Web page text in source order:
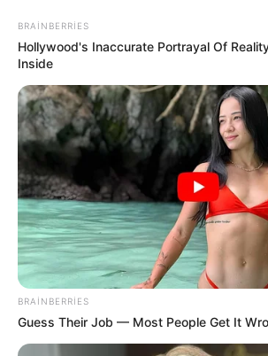
Azərbaycanda
meyiti tapıldı
Rusiyaya gedənlərə vacib
qaldıqdan sonra...
BRAINBERRIES
Hollywood's Inaccurate Portrayal Of
Inside
BRAINBERRIES
Guess Their Job — Most People Get It